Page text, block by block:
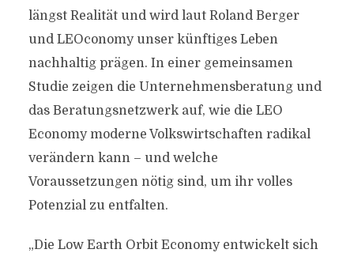
längst Realität und wird laut Roland Berger
und LEOconomy unser künftiges Leben
nachhaltig prägen. In einer gemeinsamen
Studie zeigen die Unternehmensberatung und
das Beratungsnetzwerk auf, wie die LEO
Economy moderne Volkswirtschaften radikal
verändern kann – und welche
Voraussetzungen nötig sind, um ihr volles
Potenzial zu entfalten.
„Die Low Earth Orbit Economy entwickelt sich